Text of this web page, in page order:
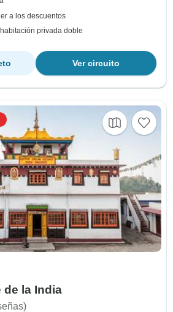
a los descuentos
privada doble
Ver circuito
de la India